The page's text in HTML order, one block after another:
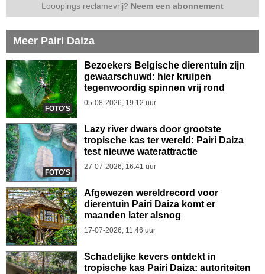
Looopings reclamevrij? Neem een abonnement
Meer Pairi Daiza
FOTO'S
Bezoekers Belgische dierentuin zijn
gewaarschuwd: hier kruipen
tegenwoordig spinnen vrij rond
05-08-2026, 19.12 uur
FOTO'S
Lazy river dwars door grootste
tropische kas ter wereld: Pairi Daiza
test nieuwe waterattractie
27-07-2026, 16.41 uur
Afgewezen wereldrecord voor
dierentuin Pairi Daiza komt er
maanden later alsnog
17-07-2026, 11.46 uur
Schadelijke kevers ontdekt in
tropische kas Pairi Daiza: autoriteiten